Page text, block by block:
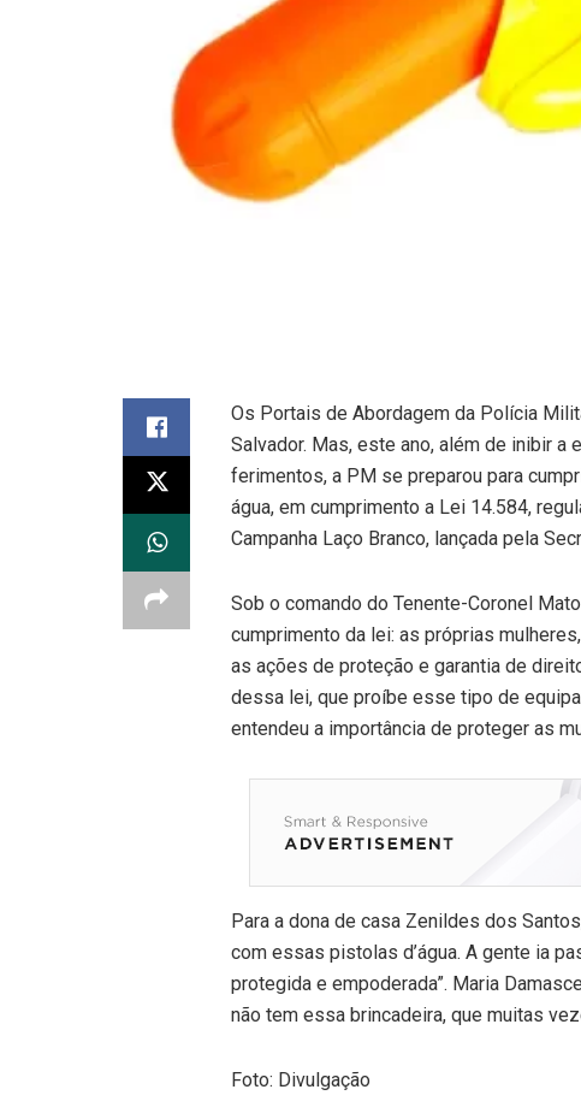
Os Portais de Abordagem da Polícia
Salvador. Mas, este ano, além de inibir
ferimentos, a PM se preparou para
água, em cumprimento a Lei 14.584,
Campanha Laço Branco, lançada pela
Sob o comando do Tenente-Coronel
cumprimento da lei: as próprias
as ações de proteção e garantia de
dessa lei, que proíbe esse tipo de
entendeu a importância de proteger as
Para a dona de casa Zenildes dos
com essas pistolas d’água. A gente ia
protegida e empoderada”. Maria
não tem essa brincadeira, que muitas
Foto: Divulgação